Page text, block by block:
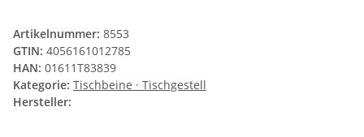
Artikelnummer: 8553
GTIN: 4056161012785
HAN: 01611T83839
Kategorie: Tischbeine · Tischgestell
Hersteller: